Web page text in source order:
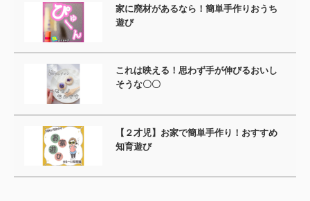
家に廃材があるなら！簡単手作りおうち
遊び
これは映える！思わず手が伸びるおいし
そうな〇〇
【２才児】お家で簡単手作り！おすすめ
知育遊び